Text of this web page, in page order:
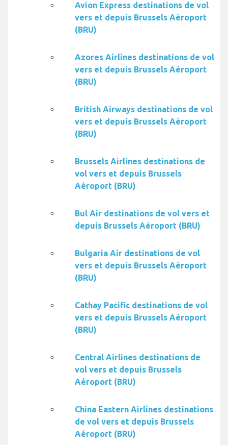
Avion Express destinations de vol
vers et depuis Brussels Aéroport
(BRU)
Azores Airlines destinations de vol
vers et depuis Brussels Aéroport
(BRU)
British Airways destinations de vol
vers et depuis Brussels Aéroport
(BRU)
Brussels Airlines destinations de
vol vers et depuis Brussels
Aéroport (BRU)
Bul Air destinations de vol vers et
depuis Brussels Aéroport (BRU)
Bulgaria Air destinations de vol
vers et depuis Brussels Aéroport
(BRU)
Cathay Pacific destinations de vol
vers et depuis Brussels Aéroport
(BRU)
Central Airlines destinations de
vol vers et depuis Brussels
Aéroport (BRU)
China Eastern Airlines destinations
de vol vers et depuis Brussels
Aéroport (BRU)